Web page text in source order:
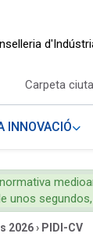
Carpeta
INNOVACIÓ
2026› PIDI-CV